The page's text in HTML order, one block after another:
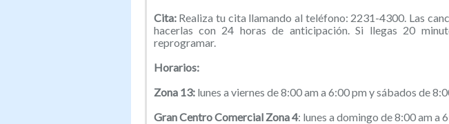
Cita:Realiza tu cita llamando al teléfono: 2231-4300. Las
hacerlas con 24 horas de anticipación. Si llegas 20
reprogramar.
Horarios:
Zona 13:lunes a viernes de 8:00 am a 6:00 pm y sábados de
Gran Centro Comercial Zona 4: lunes a domingo de 8:00 am a